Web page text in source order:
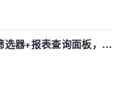
器+报表查询面板，参